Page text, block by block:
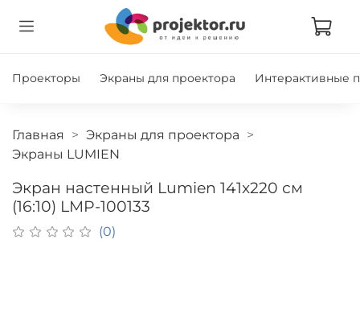
Проекторы Экраны для проектора Интерактивные
Главная
Экраны для проектора
Экраны LUMIEN
Экран настенный Lumien 141x220 см
(16:10) LMP-100133
(0)